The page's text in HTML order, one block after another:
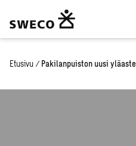
Etusivu / Pakilanpuiston uusi yläaste